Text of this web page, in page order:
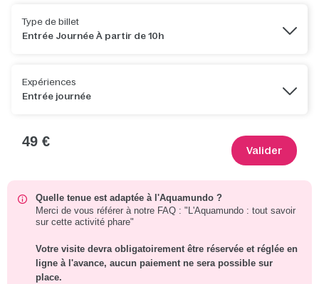
Type de billet
Entrée Journée À partir de 10h
Expériences
Entrée journée
49 €
Valider
Quelle tenue est adaptée à l'Aquamundo ?
Merci de vous référer à notre FAQ : "L'Aquamundo : tout savoir
sur cette activité phare"
Votre visite devra obligatoirement être réservée et réglée en
ligne à l'avance, aucun paiement ne sera possible sur
place.